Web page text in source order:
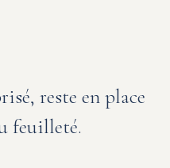
reste en place
feuilleté.